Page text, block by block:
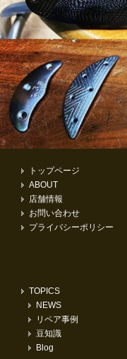
トップページ
ABOUT
店舗情報
お問い合わせ
プライバシーポリシー
TOPICS
NEWS
リペア事例
豆知識
Blog